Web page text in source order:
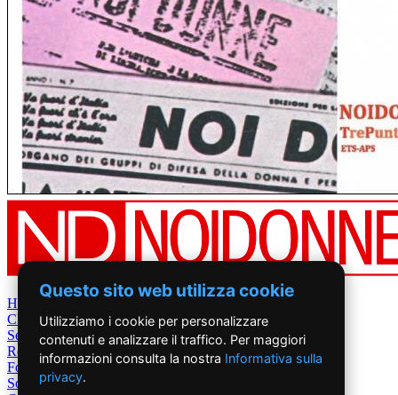
Home
Chi Siamo
Settimanale
Rete News
Foto&Video
Sostienici
Questo sito web utilizza cookie
Utilizziamo i cookie per personalizzare
contenuti e analizzare il traffico. Per maggiori
informazioni consulta la nostra Informativa sulla
privacy.